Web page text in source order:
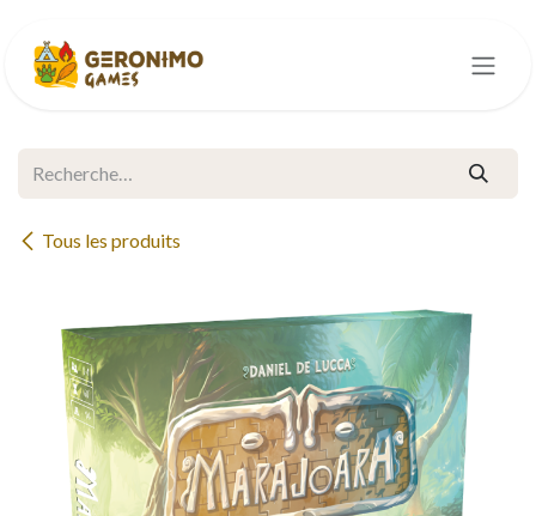
Tous les produits